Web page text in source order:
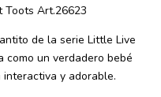
Toots Art.26623
de la serie Little Live
como un verdadero bebé
y adorable.